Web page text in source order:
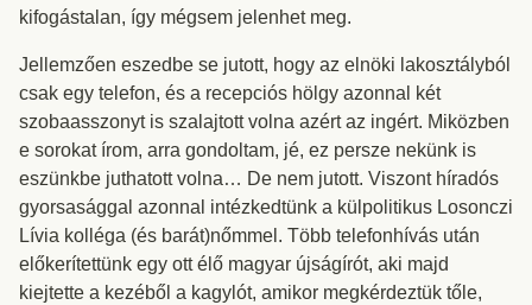
kifogástalan, így mégsem jelenhet meg.
Jellemzően eszedbe se jutott, hogy az elnöki lakosztályból
csak egy telefon, és a recepciós hölgy azonnal két
szobaasszonyt is szalajtott volna azért az ingért. Miközben
e sorokat írom, arra gondoltam, jé, ez persze nekünk is
eszünkbe juthatott volna… De nem jutott. Viszont híradós
gyorsasággal azonnal intézkedtünk a külpolitikus Losonczi
Lívia kolléga (és barát)nőmmel. Több telefonhívás után
előkerítettünk egy ott élő magyar újságírót, aki majd
kiejtette a kezéből a kagylót, amikor megkérdeztük tőle,